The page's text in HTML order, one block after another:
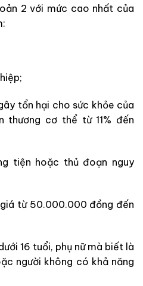
2 với mức cao nhất của
tổn hại cho sức khỏe của
thương cơ thể từ 11% đến
tiện hoặc thủ đoạn nguy
từ 50.000.000 đồng đến
16 tuổi, phụ nữ mà biết là
người không có khả năng